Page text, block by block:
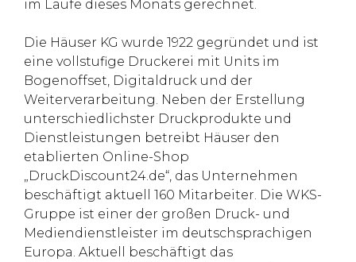
im Laufe dieses Monats gerechnet.
Die Häuser KG wurde 1922 gegründet und ist
eine vollstufige Druckerei mit Units im
Bogenoffset, Digitaldruck und der
Weiterverarbeitung. Neben der Erstellung
unterschiedlichster Druckprodukte und
Dienstleistungen betreibt Häuser den
etablierten Online-Shop
„DruckDiscount24.de“, das Unternehmen
beschäftigt aktuell 160 Mitarbeiter. Die WKS-
Gruppe ist einer der großen Druck- und
Mediendienstleister im deutschsprachigen
Europa. Aktuell beschäftigt das